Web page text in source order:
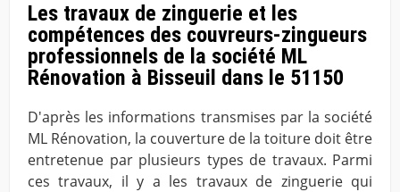
Les travaux de zinguerie et les
compétences des couvreurs-zingueurs
professionnels de la société ML
Rénovation à Bisseuil dans le 51150
D'après les informations transmises par la société
ML Rénovation, la couverture de la toiture doit être
entretenue par plusieurs types de travaux. Parmi
ces travaux, il y a les travaux de zinguerie qui